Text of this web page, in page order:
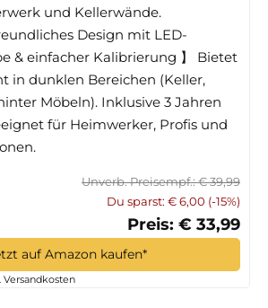
und Kellerwände.
Design mit LED-
& einfacher Kalibrierung 】 Bietet
in dunklen Bereichen (Keller,
Möbeln). Inklusive 3 Jahren
für Heimwerker, Profis und
Unverb. Preisempf.: € 39,99
Du sparst: € 6,00 (-15%)
Preis: € 33,99
auf Amazon kaufen*
Versandkosten